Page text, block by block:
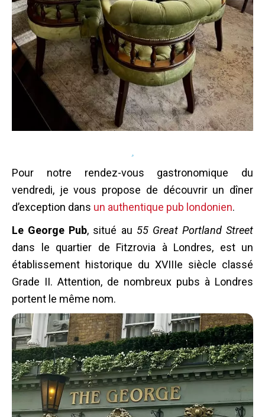
Pour notre rendez-vous gastronomique du
vendredi, je vous propose de découvrir un dîner
d’exception dans un authentique pub londonien.
Le George Pub, situé au 55 Great Portland Street
dans le quartier de Fitzrovia à Londres, est un
établissement historique du XVIIIe siècle classé
Grade II. Attention, de nombreux pubs à Londres
portent le même nom.